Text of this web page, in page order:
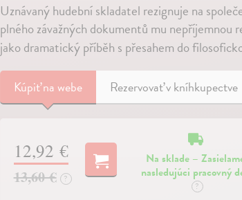
Uznávaný hudební skladatel rezignuje na
plného závažných dokumentů mu nepříjemnou
jako dramatický příběh s přesahem do
Kúpiťna webe Rezervovať v kníhkupectve
12,92 €
13,60 € ?
Na sklade –
nasledujúci pracovný
?